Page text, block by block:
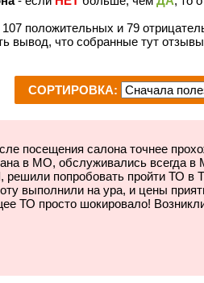
107 положительных и 79
вывод, что собранные тут
СОРТИРОВКА:
посещения салона точнее
в МО, обслуживались всегда в
попробовать пройти ТО в
выполнили на ура, и цены
ТО просто шокировало!